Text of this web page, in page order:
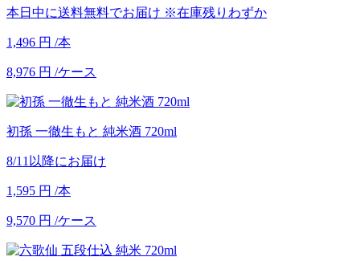
本日中に送料無料でお届け ※在庫残りわずか
1,496 円 /本
8,976 円 /ケース
初孫 一徹生もと 純米酒 720ml
8/11以降にお届け
1,595 円 /本
9,570 円 /ケース